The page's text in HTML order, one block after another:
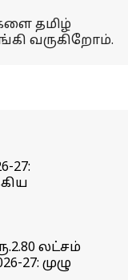
தமிழ்
வருகிறோம்.
27:
லட்சம்
27: முழு